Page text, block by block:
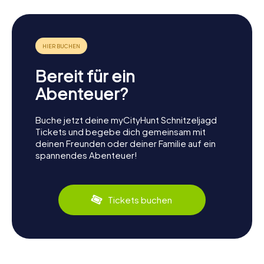
Bereit für ein
Abenteuer?
Buche jetzt deine myCityHunt Schnitzeljagd
Tickets und begebe dich gemeinsam mit
deinen Freunden oder deiner Familie auf ein
spannendes Abenteuer!
Tickets buchen